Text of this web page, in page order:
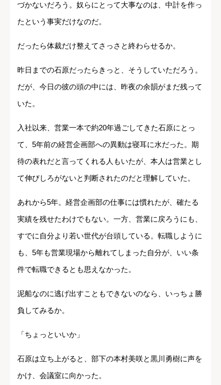
づかないだろう。奴らにとって大事なのは、中計を作っ
たという事実だけなのだ。
だったら体裁だけ整えてさっさと終わらせるか。
昨日までの石原だったらきっと、そうしていただろう。
だが、今日の彼の頭の中には、昨夜の余韻がまだ残って
いた。
入社以来、営業一本で約20年過ごしてきた石原にとっ
て、5年前の経営企画部への異動は寝耳に水だった。期
待の表れだと言ってくれる人もいたが、本人は営業とし
て伸びしろがないと判断されたのだと理解していた。
あれから5年。経営企画部の仕事には慣れたが、確たる
実績を残せたわけでもない。一方、営業に戻ろうにも、
すでに自分より若い世代が台頭している。転職しように
も、5年も営業現場から離れてしまった自分が、いい条
件で転職できるとも思えなかった。
泥船なのに逃げ出すこともできないのなら、いっちょ勝
負してみるか。
「ちょっといいか」
石原は立ち上がると、部下の本村美咲と黒川勇樹に声を
かけ、会議室に向かった。